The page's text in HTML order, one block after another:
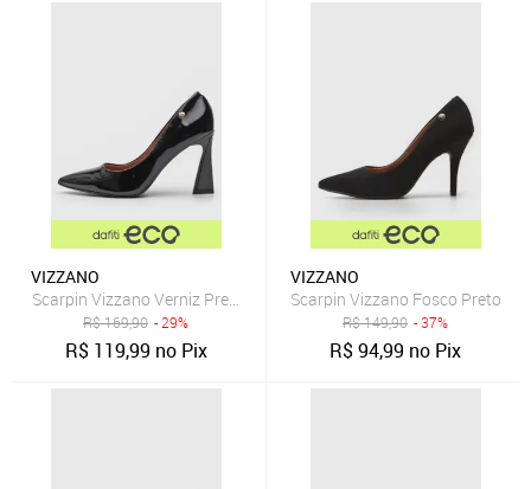
VIZZANO
Scarpin Vizzano Verniz Preto
R$169,90 - 29%
R$ 119,99 no Pix
VIZZANO
Scarpin Vizzano Fosco Preto
R$149,90 - 37%
R$94,99 no Pix